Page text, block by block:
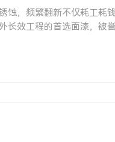
蚀，频繁翻新不仅耗工耗
长效工程的首选面漆，被